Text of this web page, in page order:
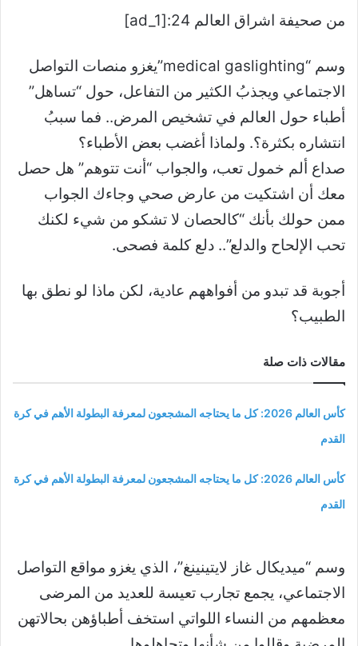
من صحيفة اشراق العالم 24:[ad_1]
وسم “medical gaslighting”يغزو منصات التواصل
الاجتماعي ويجذبُ الكثير من التفاعل، حول “تساهل”
أطباء حول العالم في تشخيص المرض.. فما سببُ
انتشاره بكثرة؟. ولماذا أغضب بعض الأطباء؟
صداع ألم خمول تعب، والجواب “أنت تتوهم” هل حصل
معك أن اشتكيت من عارض صحي وجاءك الجواب
ممن حولك بأنك “كالحصان لا تشكو من شيء لكنك
تحب الإلحاح والدلع”.. دلع كلمة فصحى.
أجوبة قد تبدو من أفواههم عادية، لكن ماذا لو نطق بها
الطبيب؟
مقالات ذات صلة
كأس العالم 2026: كل ما يحتاجه المشجعون لمعرفة البطولة الأهم في كرة
القدم
كأس العالم 2026: كل ما يحتاجه المشجعون لمعرفة البطولة الأهم في كرة
القدم
وسم “ميديكال غاز لايتينينغ”، الذي يغزو مواقع التواصل
الاجتماعي، يجمع تجارب تعيسة للعديد من المرضى
معظمهم من النساء اللواتي استخف أطباؤهن بحالاتهن